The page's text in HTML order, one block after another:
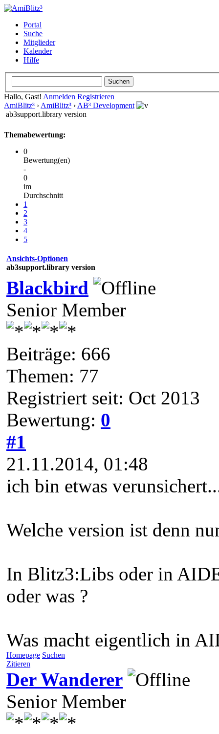
Portal
Suche
Mitglieder
Kalender
Hilfe
Hallo, Gast! Anmelden Registrieren
AmiBlitz³ › AmiBlitz³ › AB³ Development
ab3support.library version
Themabewertung:
0
Bewertung(en)
-
0
im
Durchschnitt
1
2
3
4
5
Ansichts-Optionen
ab3support.library version
Blackbird
Senior Member
Beiträge: 666
Themen: 77
Registriert seit: Oct 2013
Bewertung: 0
#1
21.11.2014, 01:48
ich bin etwas
Welche version ist denn
In Blitz3:Libs oder in
oder was ?
Was macht eigentlich in
Homepage Suchen
Zitieren
Der Wanderer
Senior Member